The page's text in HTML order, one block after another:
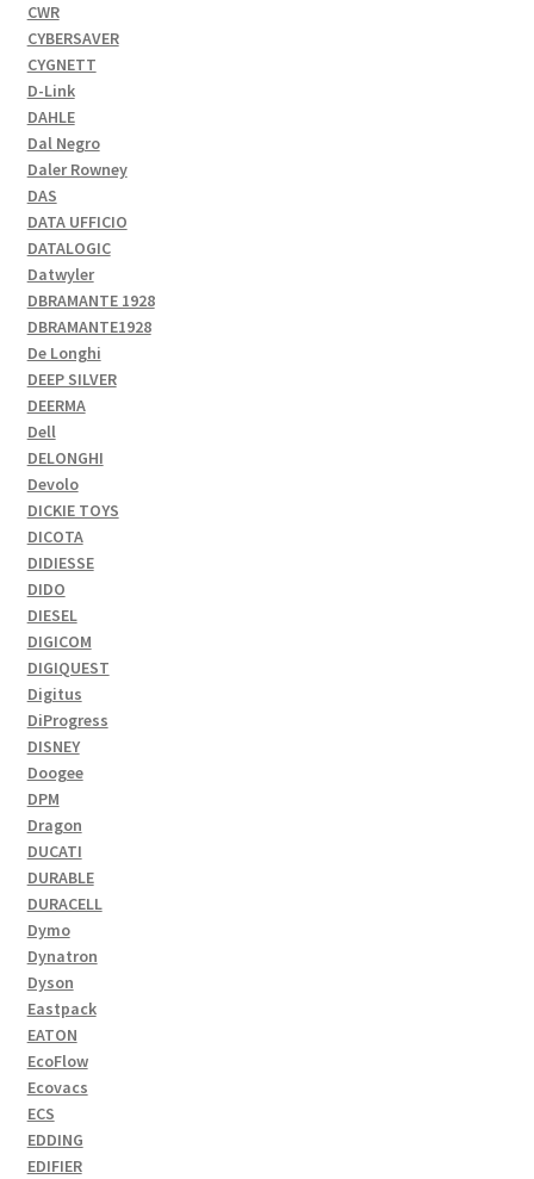
CWR
CYBERSAVER
CYGNETT
D-Link
DAHLE
Dal Negro
Daler Rowney
DAS
DATA UFFICIO
DATALOGIC
Datwyler
DBRAMANTE 1928
DBRAMANTE1928
De Longhi
DEEP SILVER
DEERMA
Dell
DELONGHI
Devolo
DICKIE TOYS
DICOTA
DIDIESSE
DIDO
DIESEL
DIGICOM
DIGIQUEST
Digitus
DiProgress
DISNEY
Doogee
DPM
Dragon
DUCATI
DURABLE
DURACELL
Dymo
Dynatron
Dyson
Eastpack
EATON
EcoFlow
Ecovacs
ECS
EDDING
EDIFIER